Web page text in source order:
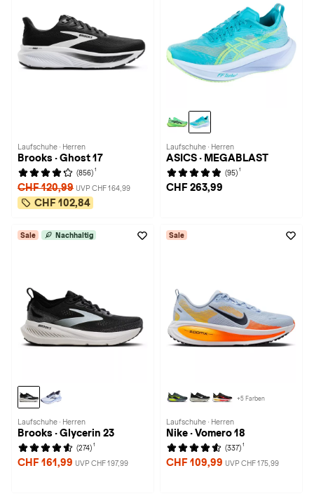
Laufschuhe · Herren
Brooks · Ghost 17
(856) 1
CHF 120,99 UVP CHF 164,99
CHF 102,84
Laufschuhe · Herren
ASICS · MEGABLAST
(95) 1
CHF 263,99
Sale Nachhaltig
Laufschuhe · Herren
Brooks · Glycerin 23
(274) 1
CHF 161,99 UVP CHF 197,99
Sale
+5 Farben
Laufschuhe · Herren
Nike · Vomero 18
(337) 1
CHF 109,99 UVP CHF 175,99